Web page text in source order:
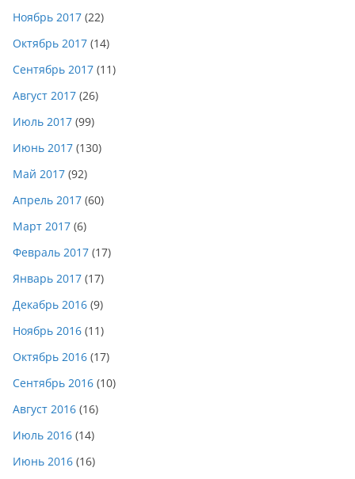
Ноябрь 2017 (22)
Октябрь 2017 (14)
Сентябрь 2017 (11)
Август 2017 (26)
Июль 2017 (99)
Июнь 2017 (130)
Май 2017 (92)
Апрель 2017 (60)
Март 2017 (6)
Февраль 2017 (17)
Январь 2017 (17)
Декабрь 2016 (9)
Ноябрь 2016 (11)
Октябрь 2016 (17)
Сентябрь 2016 (10)
Август 2016 (16)
Июль 2016 (14)
Июнь 2016 (16)